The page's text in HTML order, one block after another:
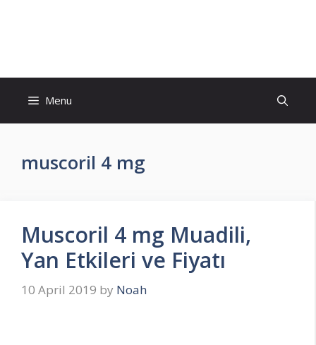
Menu
muscoril 4 mg
Muscoril 4 mg Muadili,
Yan Etkileri ve Fiyatı
10 April 2019 by Noah